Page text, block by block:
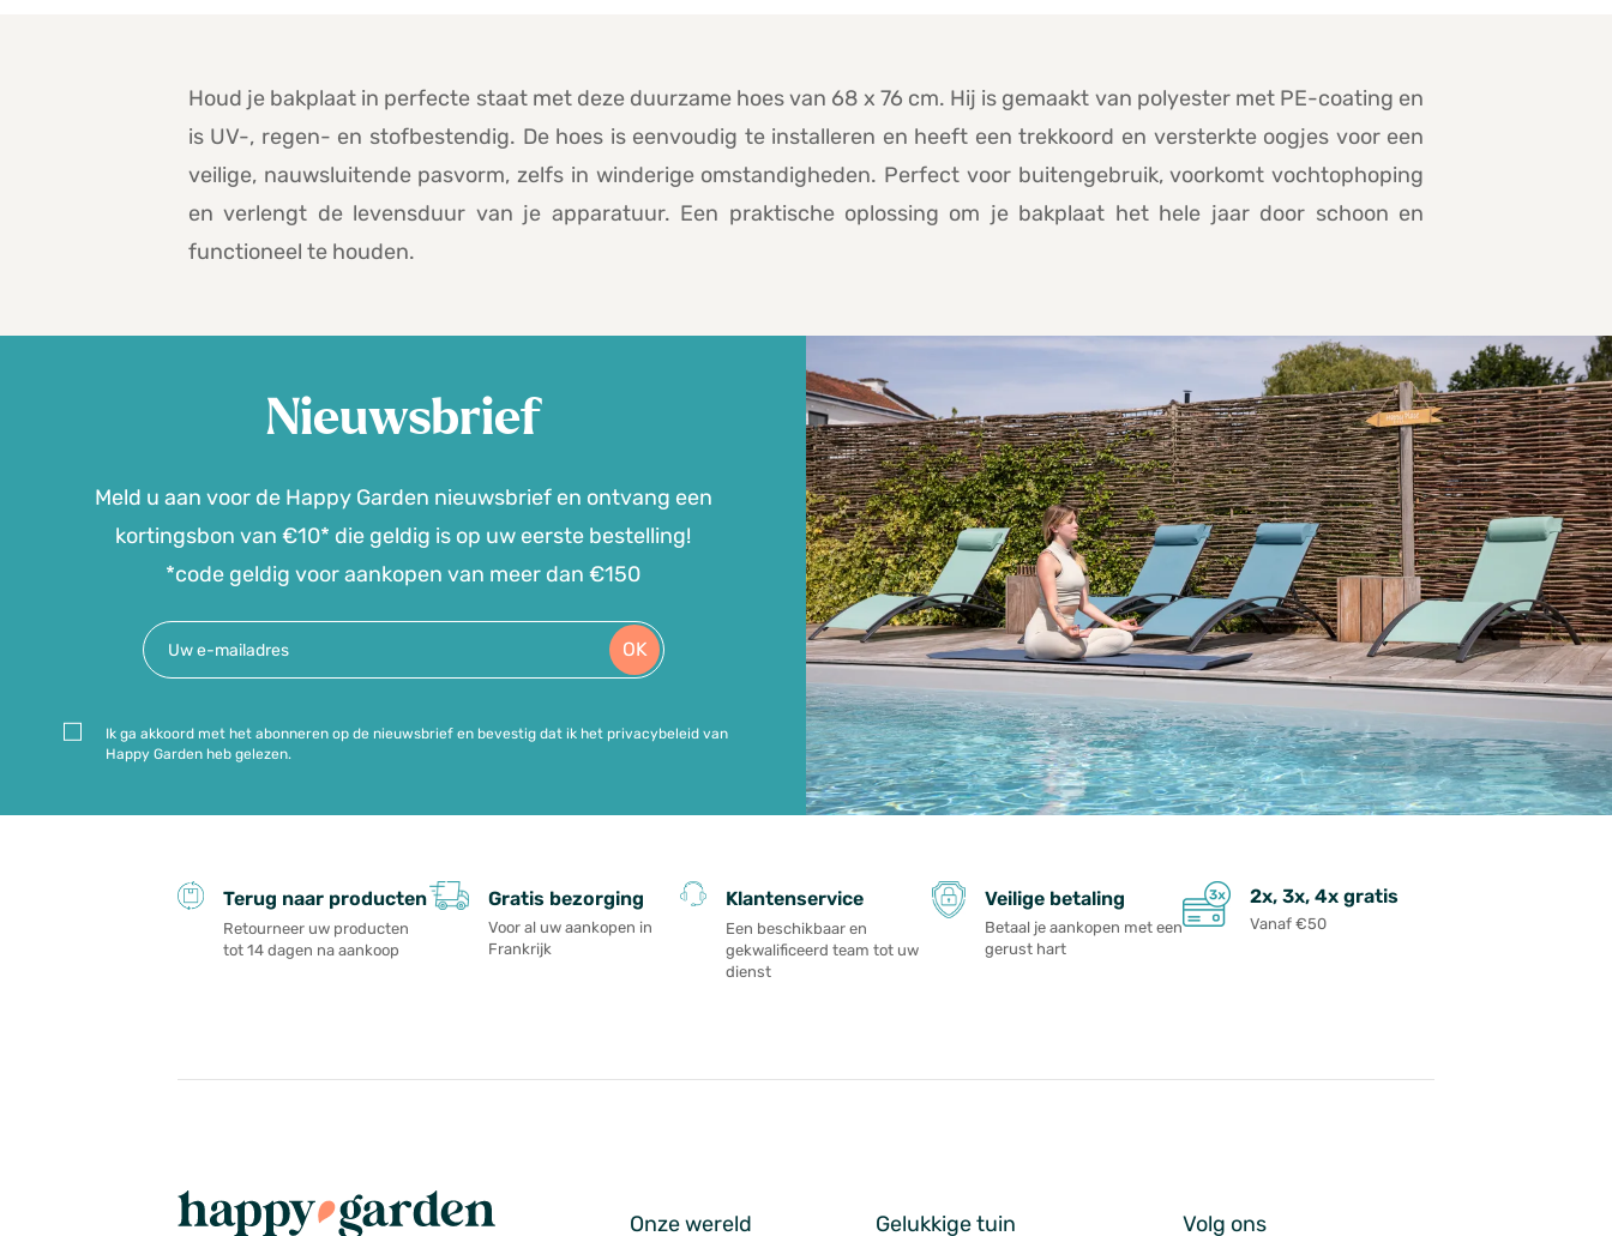
Houd je bakplaat in perfecte staat met deze duurzame hoes van 68 x 76 cm. Hij is gemaakt van polyester met PE-coating en
is UV-, regen- en stofbestendig. De hoes is eenvoudig te installeren en heeft een trekkoord en versterkte oogjes voor een
veilige, nauwsluitende pasvorm, zelfs in winderige omstandigheden. Perfect voor buitengebruik, voorkomt vochtophoping
en verlengt de levensduur van je apparatuur. Een praktische oplossing om je bakplaat het hele jaar door schoon en
functioneel te houden.
Nieuwsbrief
Meld u aan voor de Happy Garden nieuwsbrief en ontvang een
kortingsbon van €10* die geldig is op uw eerste bestelling!
*code geldig voor aankopen van meer dan €150
OK
Ik ga akkoord met het abonneren op de nieuwsbrief en bevestig dat ik het privacybeleid van
Happy Garden heb gelezen.
Terug naar producten
Retourneer uw producten
tot 14 dagen na aankoop
Gratis bezorging
Voor al uw aankopen in
Frankrijk
Klantenservice
Een beschikbaar en
gekwalificeerd team tot uw
dienst
Veilige betaling
Betaal je aankopen met een
gerust hart
2x, 3x, 4x gratis
Vanaf €50
Onze wereld Gelukkige tuin Volg ons